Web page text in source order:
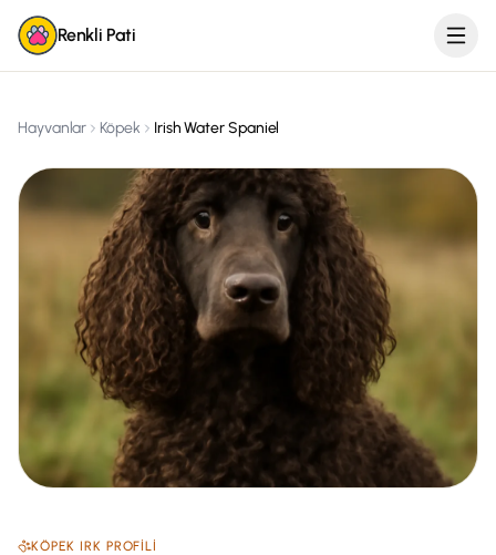
Renkli Pati
Hayvanlar Köpek Irish Water Spaniel
KÖPEK IRK PROFILI